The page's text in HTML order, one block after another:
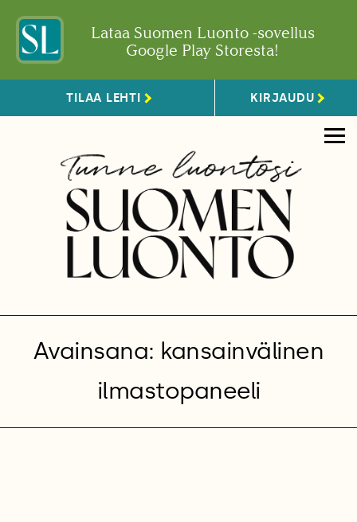
Lataa Suomen Luonto -sovellus
Google Play Storesta!
TILAA LEHTI KIRJAUDU
Avainsana: kansainvälinen
ilmastopaneeli